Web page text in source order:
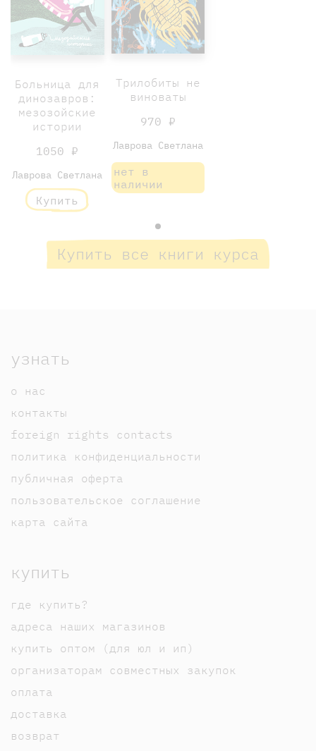
Больница для
динозавров:
мезозойские
истории
1050 ₽
Лаврова Светлана
Купить
Трилобиты не
виноваты
970 ₽
Лаврова Светлана
нет в
наличии
Купить все книги курса
узнать
о нас
контакты
foreign rights contacts
политика конфиденциальности
публичная оферта
пользовательское соглашение
карта сайта
купить
где купить?
адреса наших магазинов
купить оптом (для юл и ип)
организаторам совместных закупок
оплата
доставка
возврат